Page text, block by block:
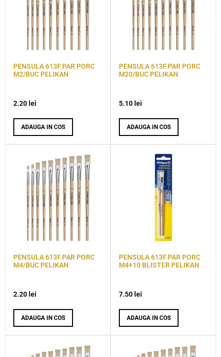
PENSULA 613F.PAR PORC
M2/BUC PELIKAN
2.20 lei
ADAUGA IN COS
PENSULA 613F.PAR PORC
M20/BUC PELIKAN
5.10 lei
ADAUGA IN COS
PENSULA 613F.PAR PORC
M4/BUC PELIKAN
2.20 lei
ADAUGA IN COS
PENSULA 613F.PAR PORC
M4+10 BLISTER PELIKAN
7.50 lei
ADAUGA IN COS